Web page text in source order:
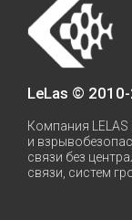
LeLas ©
Компания
и
связи без
связи, систем